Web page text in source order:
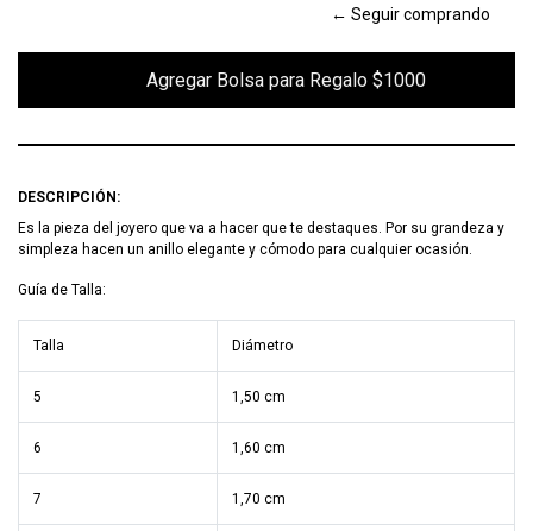
← Seguir comprando
DESCRIPCIÓN:
Es la pieza del joyero que va a hacer que te destaques. Por su grandeza y
simpleza hacen un anillo elegante y cómodo para cualquier ocasión.
Guía de Talla:
Talla Diámetro
5 1,50 cm
6 1,60 cm
7 1,70 cm